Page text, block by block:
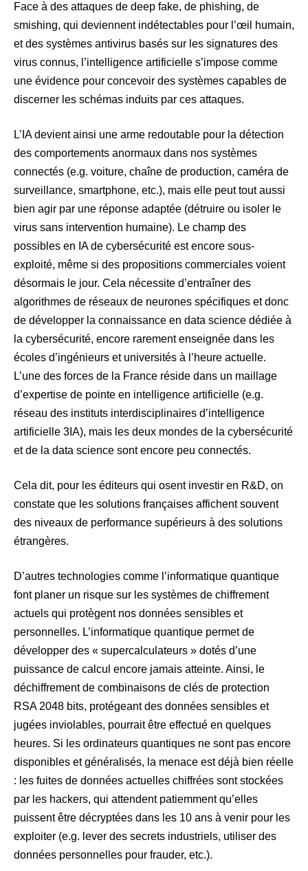
Face à des attaques de deep fake, de phishing, de
smishing, qui deviennent indétectables pour l’œil humain,
et des systèmes antivirus basés sur les signatures des
virus connus, l’intelligence artificielle s’impose comme
une évidence pour concevoir des systèmes capables de
discerner les schémas induits par ces attaques.
L’IA devient ainsi une arme redoutable pour la détection
des comportements anormaux dans nos systèmes
connectés (e.g. voiture, chaîne de production, caméra de
surveillance, smartphone, etc.), mais elle peut tout aussi
bien agir par une réponse adaptée (détruire ou isoler le
virus sans intervention humaine). Le champ des
possibles en IA de cybersécurité est encore sous-
exploité, même si des propositions commerciales voient
désormais le jour. Cela nécessite d’entraîner des
algorithmes de réseaux de neurones spécifiques et donc
de développer la connaissance en data science dédiée à
la cybersécurité, encore rarement enseignée dans les
écoles d’ingénieurs et universités à l’heure actuelle.
L’une des forces de la France réside dans un maillage
d’expertise de pointe en intelligence artificielle (e.g.
réseau des instituts interdisciplinaires d’intelligence
artificielle 3IA), mais les deux mondes de la cybersécurité
et de la data science sont encore peu connectés.
Cela dit, pour les éditeurs qui osent investir en R&D, on
constate que les solutions françaises affichent souvent
des niveaux de performance supérieurs à des solutions
étrangères.
D’autres technologies comme l’informatique quantique
font planer un risque sur les systèmes de chiffrement
actuels qui protègent nos données sensibles et
personnelles. L’informatique quantique permet de
développer des « supercalculateurs » dotés d’une
puissance de calcul encore jamais atteinte. Ainsi, le
déchiffrement de combinaisons de clés de protection
RSA 2048 bits, protégeant des données sensibles et
jugées inviolables, pourrait être effectué en quelques
heures. Si les ordinateurs quantiques ne sont pas encore
disponibles et généralisés, la menace est déjà bien réelle
: les fuites de données actuelles chiffrées sont stockées
par les hackers, qui attendent patiemment qu’elles
puissent être décryptées dans les 10 ans à venir pour les
exploiter (e.g. lever des secrets industriels, utiliser des
données personnelles pour frauder, etc.).